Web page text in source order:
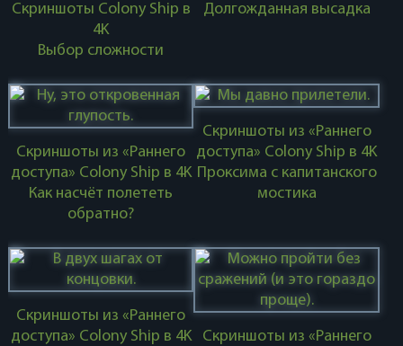
Скриншоты Colony Ship в
4K
Выбор сложности
Долгожданная высадка
Скриншоты из «Раннего
доступа» Colony Ship в 4K
Как насчёт полететь
обратно?
Скриншоты из «Раннего
доступа» Colony Ship в 4K
Проксима с капитанского
мостика
Скриншоты из «Раннего
доступа» Colony Ship в 4K
Скриншоты из «Раннего